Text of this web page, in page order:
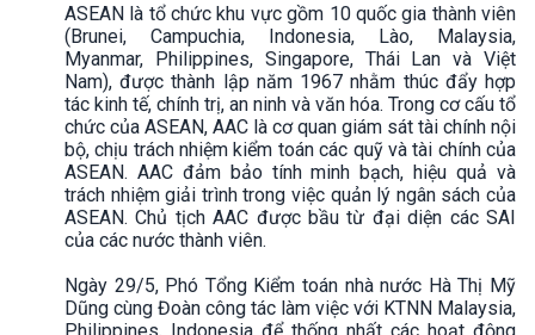
ASEAN là tổ chức khu vực gồm 10 quốc gia thành viên
(Brunei, Campuchia, Indonesia, Lào, Malaysia,
Myanmar, Philippines, Singapore, Thái Lan và Việt
Nam), được thành lập năm 1967 nhằm thúc đẩy hợp
tác kinh tế, chính trị, an ninh và văn hóa. Trong cơ cấu tổ
chức của ASEAN, AAC là cơ quan giám sát tài chính nội
bộ, chịu trách nhiệm kiểm toán các quỹ và tài chính của
ASEAN. AAC đảm bảo tính minh bạch, hiệu quả và
trách nhiệm giải trình trong việc quản lý ngân sách của
ASEAN. Chủ tịch AAC được bầu từ đại diện các SAI
của các nước thành viên.
Ngày 29/5, Phó Tổng Kiểm toán nhà nước Hà Thị Mỹ
Dũng cùng Đoàn công tác làm việc với KTNN Malaysia,
Philippines, Indonesia để thống nhất các hoạt động